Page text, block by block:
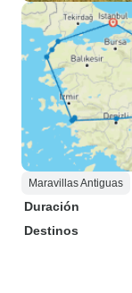
Maravillas Antiguas
Duración
Destinos